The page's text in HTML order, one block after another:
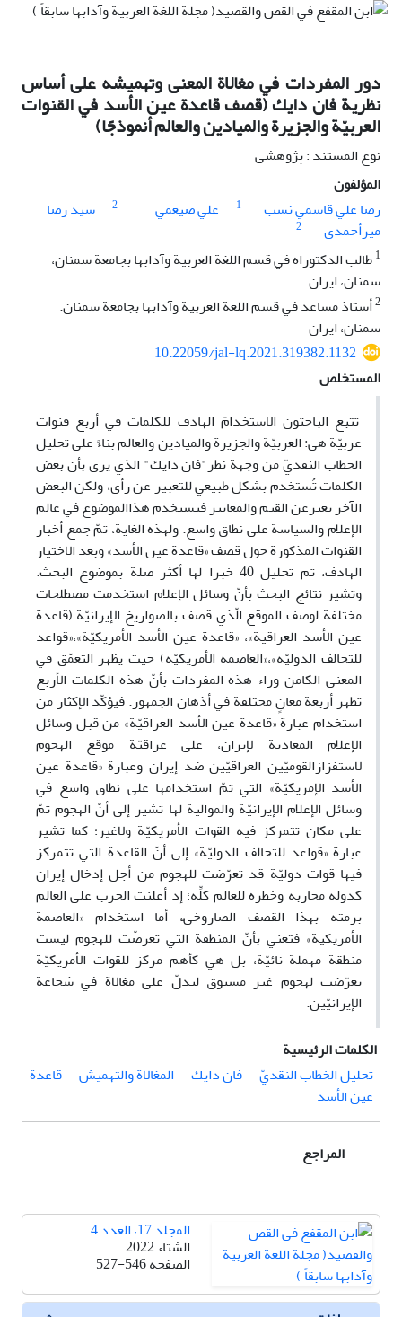
دور المفردات في مغالاة المعنى وتهميشه على أساس
نظرية فان دايك (قصف قاعدة عين الأسد في القنوات
العربيّة والجزيرة والميادين والعالم أنموذجًا)
نوع المستند : پژوهشی
المؤلفون
رضا علي قاسمي نسب
1 علي ضيغمي 2
سيد رضا
میرأحمدي
2
1طالب الدكتوراه في قسم اللغة العربية وآدابها بجامعة سمنان،
سمنان، ايران
2أستاذ مساعد في قسم اللغة العربية وآدابها بجامعة سمنان.
سمنان، ايران
10.22059/jal-lq.2021.319382.1132
المستخلص
تتبع الباحثون الاستخدامَ الهادف للكلمات في أربع قنوات
عربيّة هي: العربيّة والجزيرة والميادين والعالم بناءً على تحليل
الخطاب النقديّ من وجهة نظر"فان دايك" الذي يرى بأن بعض
الكلمات تُستخدم بشكل طبيعي للتعبير عن رأي، ولكن البعض
الآخر يعبرعن القيم والمعايير فيستخدم هذاالموضوع في عالم
الإعلام والسياسة على نطاق واسع. ولهذه الغاية، تمّ جمع أخبار
القنوات المذكورة حول قصف «قاعدة عين الأسد» وبعد الاختيار
الهادف، تم تحليل 40 خبرا لها أكثر صلة بموضوع البحث.
وتشير نتائج البحث بأنّ وسائل الإعلام استخدمت مصطلحات
مختلفة لوصف الموقع الّذي قصف بالصواريخ الإيرانيّة.(قاعدة
عين الأسد العراقية»، «قاعدة عين الأسد الأمريكيّة»،«قواعد
للتحالف الدوليّة»،«العاصمة الأمريكيّة) حيث يظهر التعمّق في
المعنى الكامن وراء هذه المفردات بأنّ هذه الكلمات الأربع
تظهر أربعة معانٍ مختلفة في أذهان الجمهور. فيؤكّد الإكثار من
استخدام عبارة «قاعدة عين الأسد العراقيّة» من قبل وسائل
الإعلام المعادية لإيران، على عراقيّة موقع الهجوم
لاستفزازالقوميّين العراقيّين ضد إيران وعبارة «قاعدة عين
الأسد الإمريكيّة» التي تمّ استخدامها على نطاق واسع في
وسائل الإعلام الإيرانيّة والموالية لها تشير إلى أنّ الهجوم تمّ
على مكان تتمركز فيه القوات الأمريكيّة ولاغير؛ كما تشير
عبارة «قواعد للتحالف الدوليّة» إلی أنّ القاعدة التي تتمركز
فيها قوات دوليّة قد تعرّضت للهجوم من أجل إدخال إيران
كدولة محاربة وخطرة للعالم كلِّه؛ إذ أعلنت الحرب علی العالم
برمته بهذا القصف الصاروخيّ، أما استخدام «العاصمة
الأمريكية» فتعني بأنّ المنطقة التي تعرضّت للهجوم ليست
منطقة مهملة نائيّة، بل هي كأهم مركز للقوات الأمريكيّة
تعرّضت لهجوم غير مسبوق لتدلّ على مغالاة في شجاعة
الإيرانيّين.
الكلمات الرئيسية
تحليل الخطاب النقديّ
فان دايك المغالاة والتهميش
قاعدة
عين الأسد
المجلد 17، العدد 4
الشتاء 2022
الصفحة527-546